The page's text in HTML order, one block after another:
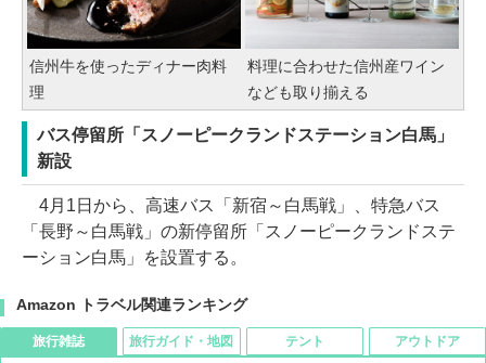
信州牛を使ったディナー肉料
理
料理に合わせた信州産ワイン
なども取り揃える
バス停留所「スノーピークランドステーション白馬」
新設
4月1日から、高速バス「新宿～白馬戦」、特急バス
「長野～白馬戦」の新停留所「スノーピークランドステ
ーション白馬」を設置する。
Amazon トラベル関連ランキング
旅行雑誌 旅行ガイド・地図 テント アウトドア